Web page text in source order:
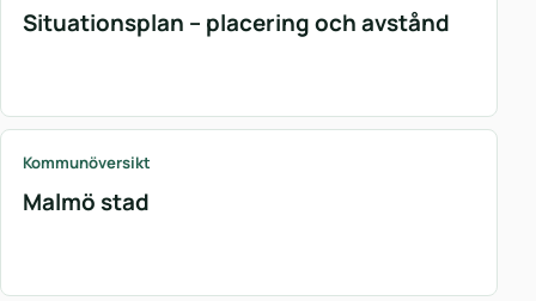
Situationsplan – placering och avstånd
Kommunöversikt
Malmö stad